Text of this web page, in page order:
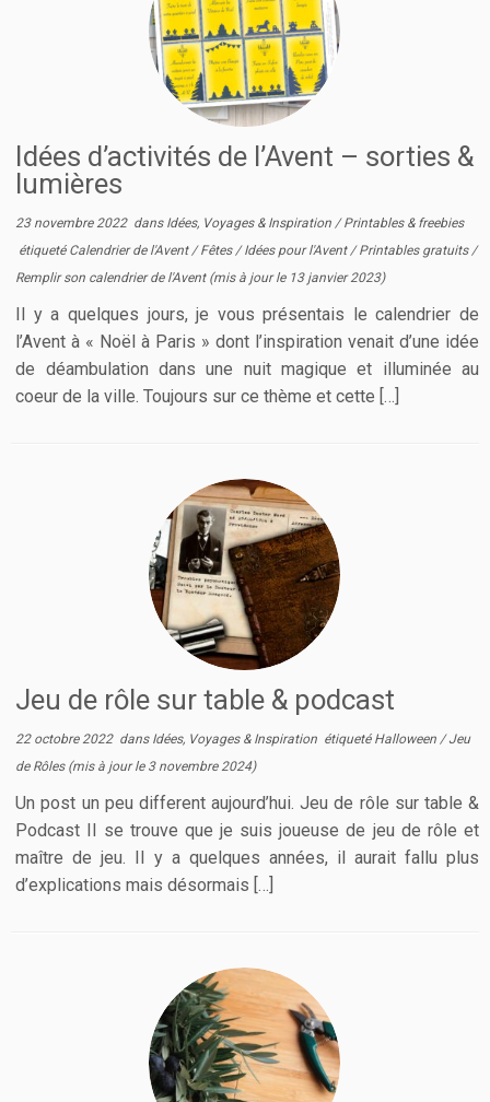
Idées d’activités de l’Avent – sorties &
lumières
23 novembre 2022dans Idées, Voyages & Inspiration /Printables & freebies
étiqueté Calendrier de l'Avent /Fêtes /Idées pour l'Avent /Printables gratuits /
Remplir son calendrier de l'Avent (mis à jour le 13 janvier 2023)
Il y a quelques jours, je vous présentais le calendrier de
l’Avent à « Noël à Paris » dont l’inspiration venait d’une idée
de déambulation dans une nuit magique et illuminée au
coeur de la ville. Toujours sur ce thème et cette […]
Jeu de rôle sur table & podcast
22 octobre 2022dans Idées, Voyages & Inspiration étiqueté Halloween /Jeu
de Rôles (mis à jour le 3 novembre 2024)
Un post un peu different aujourd’hui. Jeu de rôle sur table &
Podcast Il se trouve que je suis joueuse de jeu de rôle et
maître de jeu. Il y a quelques années, il aurait fallu plus
d’explications mais désormais […]